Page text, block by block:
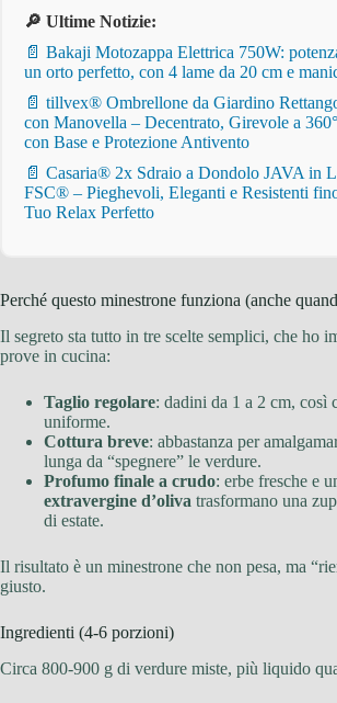
🔎 Ultime Notizie:
📄 Bakaji Motozappa Elettrica 750W:
un orto perfetto, con 4 lame da 20 cm e
📄 tillvex® Ombrellone da Giardino
con Manovella – Decentrato, Girevole a
con Base e Protezione Antivento
📄 Casaria® 2x Sdraio a Dondolo JAVA in
FSC® – Pieghevoli, Eleganti e Resistenti
Tuo Relax Perfetto
Perché questo minestrone funziona (anche
Il segreto sta tutto in tre scelte semplici, che ho
prove in cucina:
Taglio regolare: dadini da 1 a 2 cm, così
uniforme.
Cottura breve: abbastanza per
lunga da “spegnere” le verdure.
Profumo finale a crudo: erbe fresche e
extravergine d’oliva trasformano una
di estate.
Il risultato è un minestrone che non pesa, ma
giusto.
Ingredienti (4-6 porzioni)
Circa 800-900 g di verdure miste, più liquido